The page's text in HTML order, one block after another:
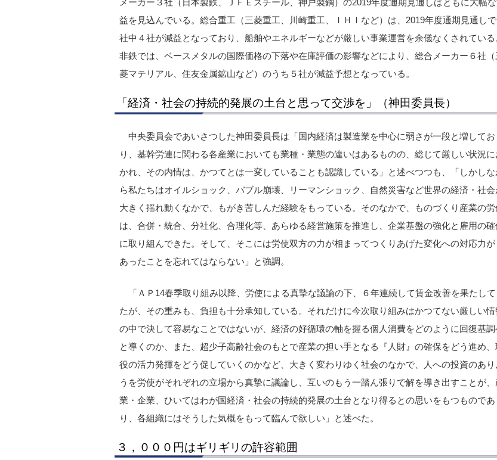
メーカー３社（日本製鉄、ＪＦＥスチール、神戸製鋼）の2019年度通期見通しはともに大幅
益を見込んでいる。総合重工（三菱重工、川崎重工、ＩＨＩなど）は、2019年度通期見通しで
社中４社が減益となっており、船舶やエネルギーなどが厳しい事業運営を余儀なくされている
非鉄では、ベースメタルの国際価格の下落や在庫評価の影響などにより、総合メーカー６社（
菱マテリアル、住友金属鉱山など）のうち５社が減益予想となっている。
「経済・社会の持続的発展の土台と思って交渉を」（神田委員長）
中央委員会であいさつした神田委員長は「国内経済は製造業を中心に弱さが一段と増してお
り、基幹労連に関わる各産業においても業種・業態の違いはあるものの、総じて厳しい状況に
かれ、その内情は、かつてとは一変していることも認識している」と述べつつも、「しかしな
ら私たちはオイルショック、バブル崩壊、リーマンショック、自然災害など世界の経済・社会
大きく揺れ動くなかで、もがき苦しんだ経験をもっている。そのなかで、ものづくり産業の労
は、合併・統合、分社化、合理化等、あらゆる経営施策を推進し、企業基盤の強化と雇用の確
に取り組んできた。そして、そこには労使双方の力が相まってつくりあげた変化への対応力が
あったことを忘れてはならない」と強調。
「ＡＰ14春季取り組み以降、労使による真摯な議論の下、６年連続して賃金改善を果たして
たが、その重みも、負担も十分承知している。それだけに今次取り組みはかつてない厳しい情
の中で決して容易なことではないが、経済の好循環の軸を握る個人消費をどのように回復基調
と導くのか、また、超少子高齢社会のもとで産業の担い手となる『人財』の確保をどう進め、
役の活力発揮をどう促していくのかなど、大きく変わりゆく社会のなかで、人への投資のあり
うを労使がそれぞれの立場から真摯に議論し、互いのもう一踏ん張りで解を導き出すことが、
業・企業、ひいてはわが国経済・社会の持続的発展の土台となり得るとの思いをもつものであ
り、各組織にはそうした気概をもって臨んで欲しい」と述べた。
３，０００円はギリギリの許容範囲